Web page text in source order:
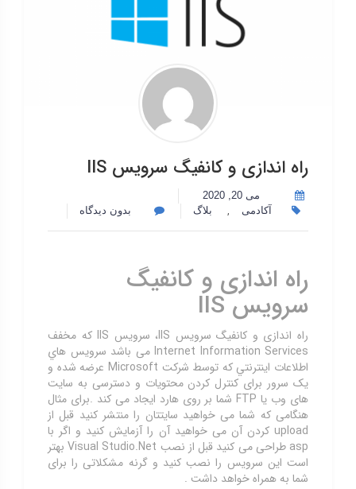
راه اندازی و کانفیگ سرویس IIS
می 20, 2020
آکادمی
, بلاگ بدون دیدگاه
راه اندازی و کانفیگ
سرویس IIS
راه اندازی و کانفیگ سرویس IIS، سرویس IIS که مخفف
Internet Information Services می باشد سرويس هاي
اطلاعات اينترنتي كه توسط شركت Microsoft عرضه شده و
یک سرور برای کنترل کردن محتویات و دسترسی به سایت
های وب یا FTP شما بر روی هارد ایجاد می کند .برای مثال
هنگامی که شما می خواهید سایتتان را منتشر کنید قبل از
upload کردن آن می خواهید آن را آزمایش کنید و اگر با
asp طراحی می کنید قبل از نصب Visual Studio.Net بهتر
است این سرویس را نصب کنید و گرنه مشکلاتی را برای
شما به همراه خواهد داشت .